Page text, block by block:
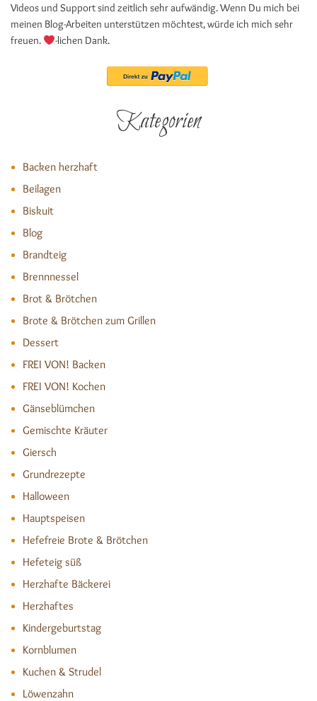
Videos und Support sind zeitlich sehr aufwändig. Wenn Du mich bei
meinen Blog-Arbeiten unterstützen möchtest, würde ich mich sehr
freuen.
-lichen Dank.
Kategorien
Backen herzhaft
Beilagen
Biskuit
Blog
Brandteig
Brennnessel
Brot & Brötchen
Brote & Brötchen zum Grillen
Dessert
FREI VON! Backen
FREI VON! Kochen
Gänseblümchen
Gemischte Kräuter
Giersch
Grundrezepte
Halloween
Hauptspeisen
Hefefreie Brote & Brötchen
Hefeteig süß
Herzhafte Bäckerei
Herzhaftes
Kindergeburtstag
Kornblumen
Kuchen & Strudel
Löwenzahn